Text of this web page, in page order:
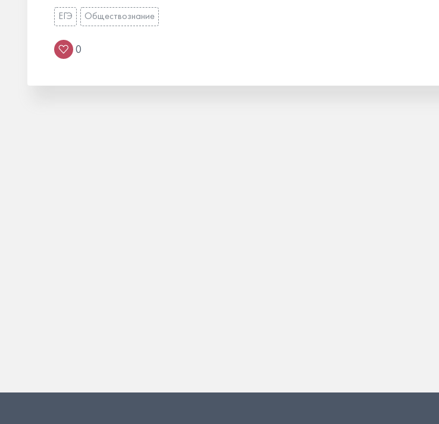
ЕГЭ Обществознание
0